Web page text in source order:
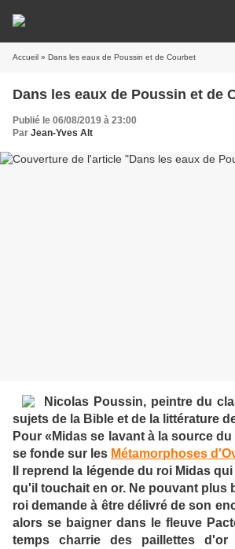
Accueil » Dans les eaux de Poussin et de Courbet
Dans les eaux de Poussin et de
Publié le 06/08/2019 à 23:00
Par Jean-Yves Alt
Nicolas Poussin, peintre du
sujets de la Bible et de la littérature
Pour «Midas se lavant à la source du
se fonde sur les Métamorphoses
Il reprend la légende du roi Midas
qu'il touchait en or. Ne pouvant plus
roi demande à être délivré de son
alors se baigner dans le fleuve
temps charrie des paillettes